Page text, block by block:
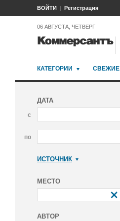
ВОЙТИ Регистрация
06 АВГУСТА, ЧЕТВЕРГ
КАТЕГОРИИ СВЕЖИЕ
ДАТА
с
по
ИСТОЧНИК
МЕСТО
АВТОР